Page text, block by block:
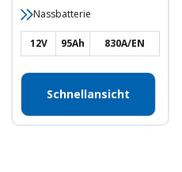
Nassbatterie
12V 95Ah 830A/EN
Schnellansicht